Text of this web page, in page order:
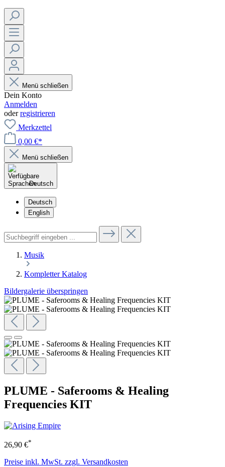
Menü schließen
Dein Konto
Anmelden
oderregistrieren
Merkzettel
0,00 €*
Menü schließen
Deutsch
Deutsch
English
Musik
Kompletter Katalog
Bildergalerie überspringen
PLUME - Saferooms & Healing
Frequencies KIT
26,90 €*
Preise inkl. MwSt. zzgl. Versandkosten